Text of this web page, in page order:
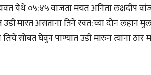
येथे ०५:४५ वाजता मयत अनिता लक्षदीप
मारत असताना तिने स्वत:च्या दोन लहान
सोबत घेवुन पाण्यात उडी मारुन त्यांना ठार